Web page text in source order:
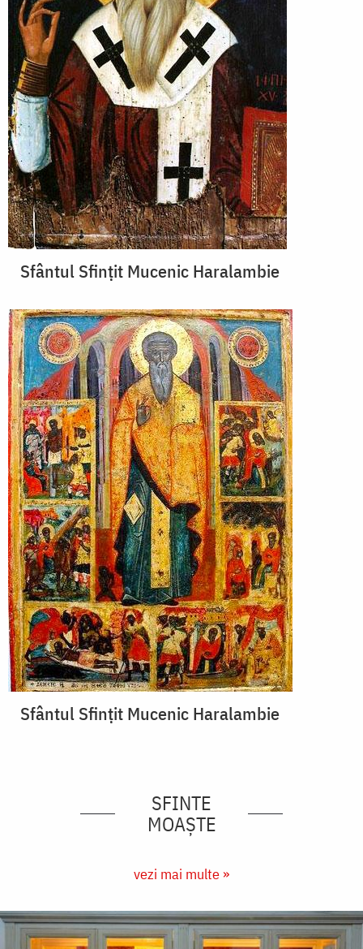
Sfântul Sfințit Mucenic Haralambie
Sfântul Sfințit Mucenic Haralambie
SFINTE
MOAȘTE
vezi mai multe »